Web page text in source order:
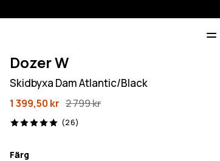
Dozer W
Skidbyxa Dam Atlantic/Black
1 399,50 kr 2 799 kr
(26)
26 recensioner, 5/5
Färg